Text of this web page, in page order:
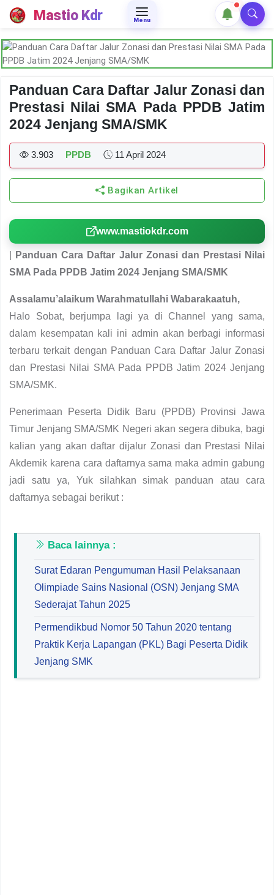
Mastio Kdr Menu
Panduan Cara Daftar Jalur Zonasi dan
Prestasi Nilai SMA Pada PPDB Jatim
2024 Jenjang SMA/SMK
3.903 PPDB 11 April 2024
Bagikan Artikel
www.mastiokdr.com
Panduan Cara Daftar Jalur Zonasi dan Prestasi Nilai
SMA Pada PPDB Jatim 2024 Jenjang SMA/SMK
Assalamu’alaikum Warahmatullahi Wabarakaatuh,
Halo Sobat, berjumpa lagi ya di Channel yang sama,
dalam kesempatan kali ini admin akan berbagi informasi
terbaru terkait dengan Panduan Cara Daftar Jalur Zonasi
dan Prestasi Nilai SMA Pada PPDB Jatim 2024 Jenjang
SMA/SMK.
Penerimaan Peserta Didik Baru (PPDB) Provinsi Jawa
Timur Jenjang SMA/SMK Negeri akan segera dibuka, bagi
kalian yang akan daftar dijalur Zonasi dan Prestasi Nilai
Akdemik karena cara daftarnya sama maka admin gabung
jadi satu ya, Yuk silahkan simak panduan atau cara
daftarnya sebagai berikut :
Baca lainnya :
Surat Edaran Pengumuman Hasil Pelaksanaan
Olimpiade Sains Nasional (OSN) Jenjang SMA
Sederajat Tahun 2025
Permendikbud Nomor 50 Tahun 2020 tentang
Praktik Kerja Lapangan (PKL) Bagi Peserta Didik
Jenjang SMK